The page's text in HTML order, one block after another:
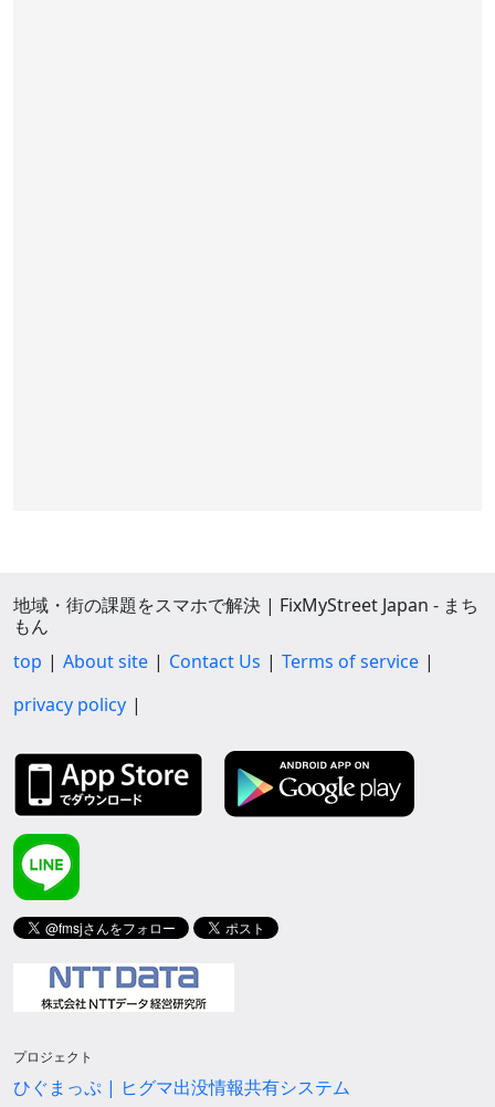
地域・街の課題をスマホで解決 | FixMyStreet Japan - まち
もん
top
About site Contact Us
Terms of service
privacy policy
プロジェクト
ひぐまっぷ | ヒグマ出没情報共有システム